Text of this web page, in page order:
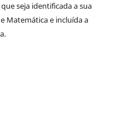
seja identificada a sua
Matemática e incluída a